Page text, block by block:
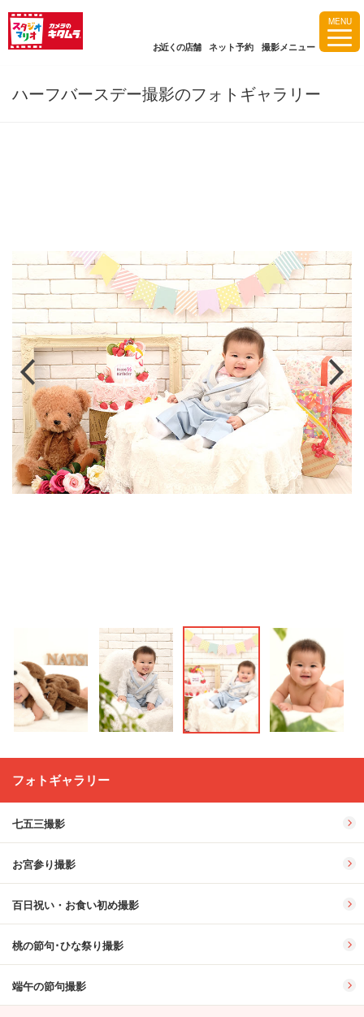
MENU
お近くの店舗 ネット予約 撮影メニュー
ハーフバースデー撮影のフォトギャラリー
フォトギャラリー
七五三撮影
お宮参り撮影
百日祝い・お食い初め撮影
桃の節句･ひな祭り撮影
端午の節句撮影